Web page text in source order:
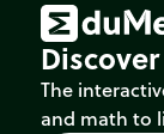
The
and math to